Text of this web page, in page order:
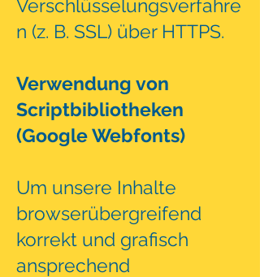
Verschlüsselungsverfahre
n (z. B. SSL) über HTTPS.
Verwendung von
Scriptbibliotheken
(Google Webfonts)
Um unsere Inhalte
browserübergreifend
korrekt und grafisch
ansprechend